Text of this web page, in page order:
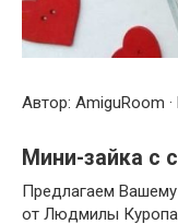
Автор: AmiguRoom ·
Мини-зайка с
Предлагаем
от Людмилы